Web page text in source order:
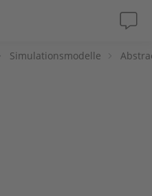
Simulationsmodelle